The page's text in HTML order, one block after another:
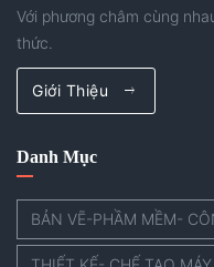
Với phương châm cùng
thức.
Giới Thiệu
Danh Mục
BẢN VẼ-PHẦM MỀM-